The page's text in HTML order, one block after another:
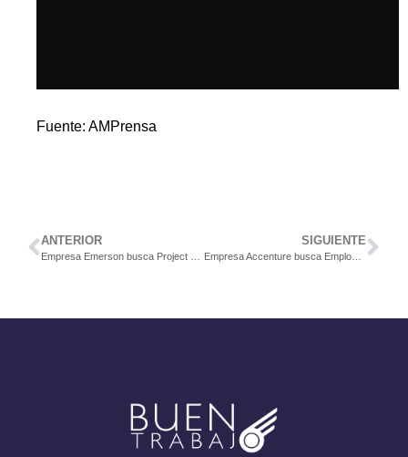
Fuente: AMPrensa
ANTERIOR SIGUIENTE
Empresa Accenture busca Employee Relations & Policies Senior Analyst